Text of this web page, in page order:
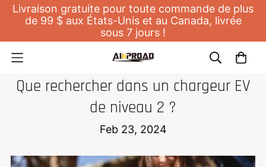
Livraison gratuite pour toute commande de plus
de 99 $ aux États-Unis et au Canada, livrée
sous 7 jours !
Que rechercher dans un chargeur EV
de niveau 2 ?
Feb 23, 2024